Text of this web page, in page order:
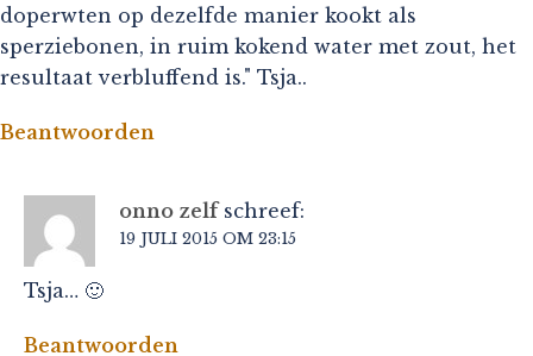
doperwten op dezelfde manier kookt als
sperziebonen, in ruim kokend water met zout, het
resultaat verbluffend is." Tsja..
Beantwoorden
onno zelf schreef:
19 JULI 2015 OM 23:15
Tsja… 🙂
Beantwoorden